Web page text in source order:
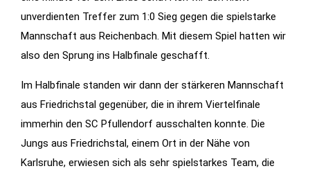
unverdienten Treffer zum 1:0 Sieg gegen die spielstarke
Mannschaft aus Reichenbach. Mit diesem Spiel hatten wir
also den Sprung ins Halbfinale geschafft.
Im Halbfinale standen wir dann der stärkeren Mannschaft
aus Friedrichstal gegenüber, die in ihrem Viertelfinale
immerhin den SC Pfullendorf ausschalten konnte. Die
Jungs aus Friedrichstal, einem Ort in der Nähe von
Karlsruhe, erwiesen sich als sehr spielstarkes Team, die
Wird für
Features der
Seite
benötigt!
Marketing
Indem Sie uns Ihre
Interessen und Ihr